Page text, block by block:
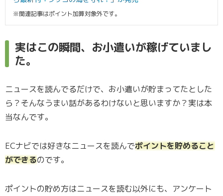
※関連記事はポイント加算対象外です。
実はこの瞬間、お小遣いが稼げていまし
た。
ニュースを読んでるだけで、お小遣いが貯まってたとした
ら？そんなうまい話があるわけないと思いますか？実は本
当なんです。
ECナビでは好きなニュースを読んでポイントを貯めること
ができるのです。
ポイントの貯め方はニュースを読む以外にも、アンケート